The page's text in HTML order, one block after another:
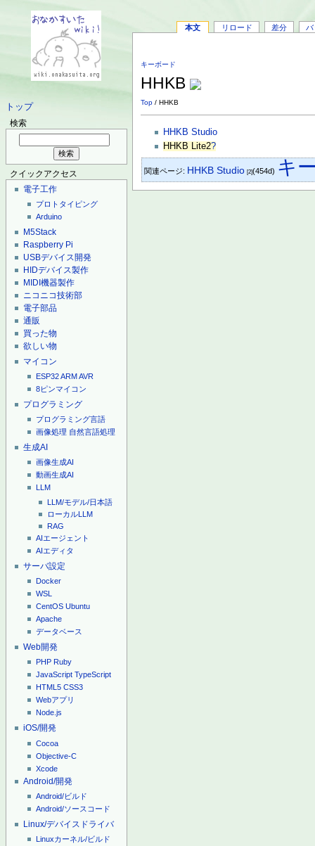
トップ
検索
クイックアクセス
電子工作
プロトタイピング
Arduino
M5Stack
Raspberry Pi
USBデバイス開発
HIDデバイス製作
MIDI機器製作
ニコニコ技術部
電子部品
通販
買った物
欲しい物
マイコン
ESP32ARMAVR
8ピンマイコン
プログラミング
プログラミング言語
画像処理 自然言語処理
生成AI
画像生成AI
動画生成AI
LLM
LLM/モデル/日本語
ローカルLLM
RAG
AIエージェント
AIエディタ
サーバ設定
Docker
WSL
CentOS Ubuntu
Apache
データベース
Web開発
PHP Ruby
JavaScript TypeScript
HTML5 CSS3
Webアプリ
Node.js
iOS/開発
Cocoa
Objective-C
Xcode
Android/開発
Android/ビルド
Android/ソースコード
Linux/デバイスドライバ
Linuxカーネル/ビルド
本文 リロード 差分 バ
キーボード
HHKB
Top / HHKB
HHKB Studio
HHKB Lite2?
関連ページ: HHKB Studio [2](454d) キ